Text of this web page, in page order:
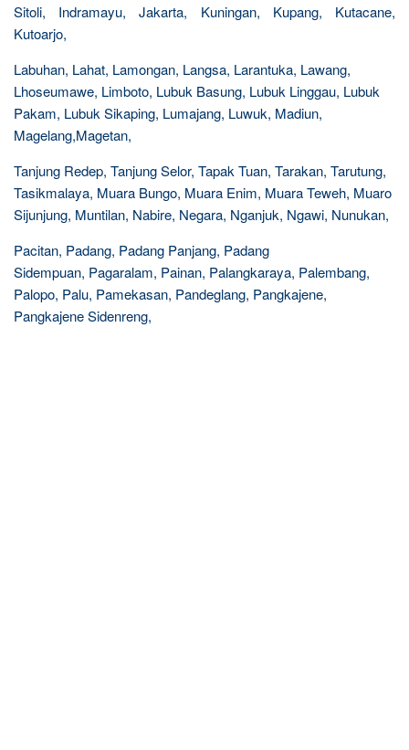
Sitoli, Indramayu, Jakarta, Kuningan, Kupang, Kutacane,
Kutoarjo,
Labuhan, Lahat, Lamongan, Langsa, Larantuka, Lawang,
Lhoseumawe, Limboto, Lubuk Basung, Lubuk Linggau, Lubuk
Pakam, Lubuk Sikaping, Lumajang, Luwuk, Madiun,
Magelang,Magetan,
Tanjung Redep, Tanjung Selor, Tapak Tuan, Tarakan, Tarutung,
Tasikmalaya, Muara Bungo, Muara Enim, Muara Teweh, Muaro
Sijunjung, Muntilan, Nabire, Negara, Nganjuk, Ngawi, Nunukan,
Pacitan, Padang, Padang Panjang, Padang
Sidempuan, Pagaralam, Painan, Palangkaraya, Palembang,
Palopo, Palu, Pamekasan, Pandeglang, Pangkajene,
Pangkajene Sidenreng,